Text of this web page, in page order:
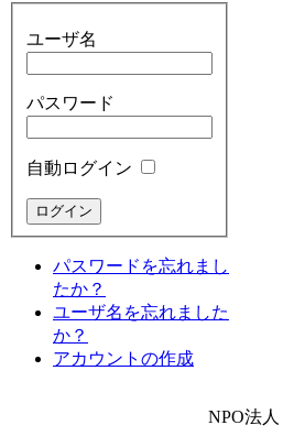
ユーザ名
パスワード
自動ログイン
パスワードを忘れまし
たか？
ユーザ名を忘れました
か？
アカウントの作成
NPO法